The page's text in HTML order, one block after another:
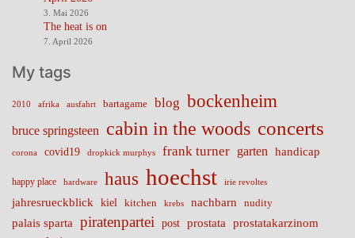
3. Mai 2026
The heat is on
7. April 2026
My tags
2010 afrika ausfahrt bartagame blog bockenheim
bruce springsteen cabin in the woods concerts
corona covid19 dropkick murphys frank turner garten handicap
happy place hardware haus hoechst irie revoltes
jahresrueckblick kiel kitchen krebs nachbarn nudity
palais sparta piratenpartei post prostata prostatakarzinom